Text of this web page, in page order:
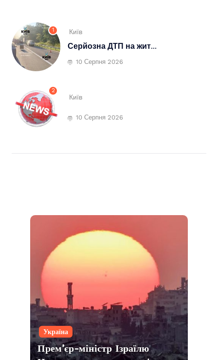
1 Київ
Серйозна ДТП на жит...
10 Серпня 2026
2
Київ
10 Серпня 2026
Україна
Прем’єр-міністр Ізраїлю